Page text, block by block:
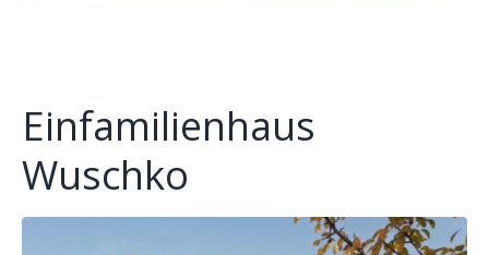
Einfamilienhaus
Wuschko